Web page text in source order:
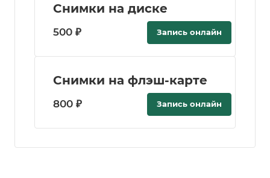
Снимки на диске
500 ₽ Запись онлайн
Снимки на флэш-карте
800 ₽ Запись онлайн